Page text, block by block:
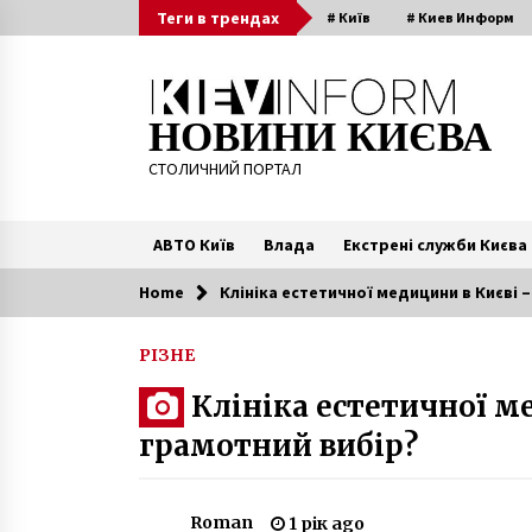
to
Теги в трендах # Київ # Киев Информ
НОВИНИ КИЄВА
СТОЛИЧНИЙ ПОРТАЛ
АВТО Київ Влада Екстрені служби Києва
Читають зараз
пілотні проекти з роздільного
збору сміття
7 років ago
Home Клініка естетичної медицини в
РІЗНЕ
Клініка естетичної
грамотний вибір?
Roman 1 рік ago